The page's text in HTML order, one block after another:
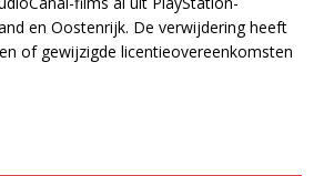
en Oostenrijk. De verwijdering heeft
of gewijzigde licentieovereenkomsten